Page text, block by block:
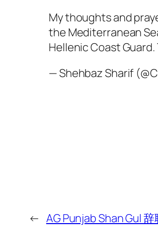
My thoughts and
the Mediterranean
Hellenic Coast
— Shehbaz Sharif
← AG Punjab Shan Gul 辞